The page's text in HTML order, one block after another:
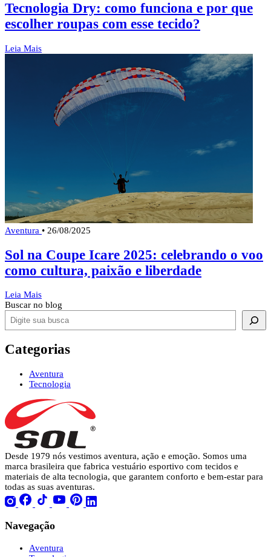
Tecnologia Dry: como funciona e por que
escolher roupas com esse tecido?
Leia Mais
Aventura • 26/08/2025
Sol na Coupe Icare 2025: celebrando o voo
como cultura, paixão e liberdade
Leia Mais
Buscar no blog
Categorias
Aventura
Tecnologia
Desde 1979 nós vestimos aventura, ação e emoção. Somos uma
marca brasileira que fabrica vestuário esportivo com tecidos e
materiais de alta tecnologia, que garantem conforto e bem-estar para
todas as suas aventuras.
Navegação
Aventura